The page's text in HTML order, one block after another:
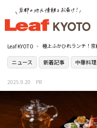
Leaf KYOTO
ニュース 新着記事 中華料理
2025.9.20 PR